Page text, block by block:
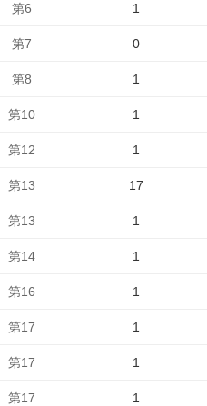
第6 1
第7 0
第8 1
第10 1
第12 1
第13 17
第13 1
第14 1
第16 1
第17 1
第17 1
第17 1